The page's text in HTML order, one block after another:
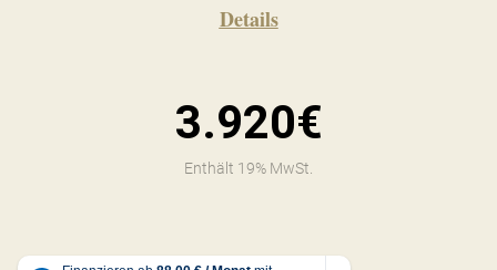
Details
3.920€
Enthält 19% MwSt.